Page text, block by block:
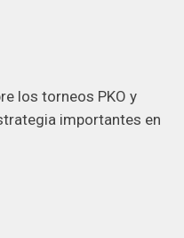
los torneos PKO y
importantes en